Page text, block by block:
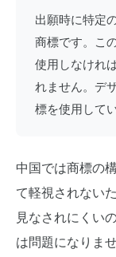
出願時に特定
商標です。こ
使用しなけれ
れません。デ
標を使用して
中国では商標の
て軽視されない
見なされにくい
は問題になりま